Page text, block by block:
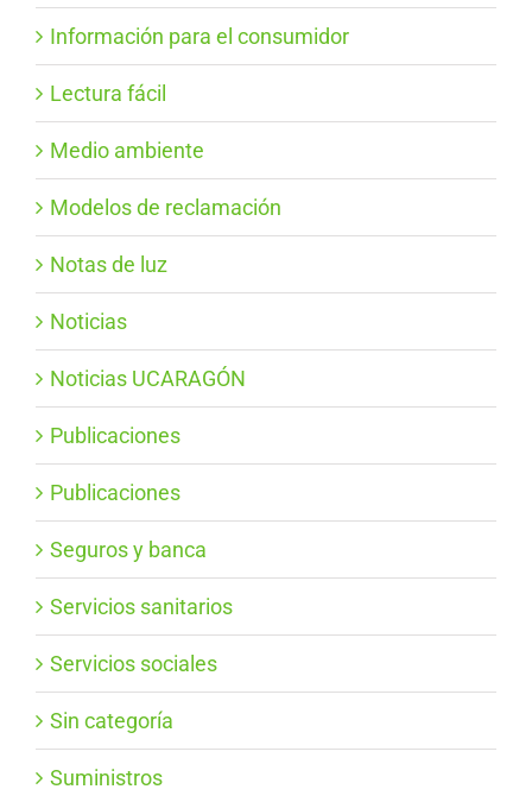
Información para el consumidor
Lectura fácil
Medio ambiente
Modelos de reclamación
Notas de luz
Noticias
Noticias UCARAGÓN
Publicaciones
Publicaciones
Seguros y banca
Servicios sanitarios
Servicios sociales
Sin categoría
Suministros